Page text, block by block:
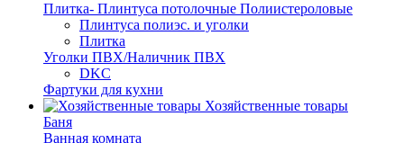
Плитка- Плинтуса потолочные Полиистероловые
Плинтуса полиэс. и уголки
Плитка
Уголки ПВХ/Наличник ПВХ
DKC
Фартуки для кухни
Хозяйственные товары
Баня
Ванная комната